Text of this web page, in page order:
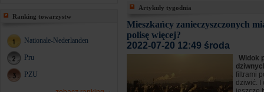
Ranking towarzystw
Nationale-Nederlanden
Pru
PZU
Artykuły tygodnia
Mieszkańcy zanieczyszczonych
polisę więcej?
2022-07-20 12:49 środa
Widok
filtrami
dziwić. I